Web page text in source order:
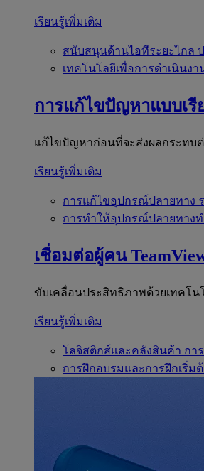
เรียนรู้เพิ่มเติม
สนับสนุนด้านไอทีระยะไกล
เทคโนโลยีเพื่อการดำเนินงา
การแก้ไขปัญหาแบบเรี
แก้ไขปัญหาก่อนที่จะส่งผลกระทบ
เรียนรู้เพิ่มเติม
การแก้ไขอุปกรณ์ปลายทาง
การทำให้อุปกรณ์ปลายทาง
เชื่อมต่อผู้คน
ขับเคลื่อนประสิทธิภาพด้วยเทคโน
เรียนรู้เพิ่มเติม
โลจิสติกส์และคลังสินค้า กา
การฝึกอบรมและการฝึกเริ่ม